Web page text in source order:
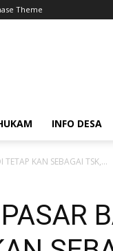
Theme
INFO DESA
KAN SEBAGAI TSK,...